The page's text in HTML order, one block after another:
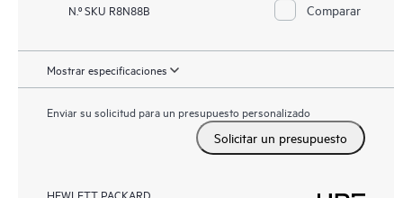
N.º SKU R8N88B Comparar
Mostrar especificaciones
Enviar su solicitud para un presupuesto personalizado
Solicitar un presupuesto
HEWLETT PACKARD